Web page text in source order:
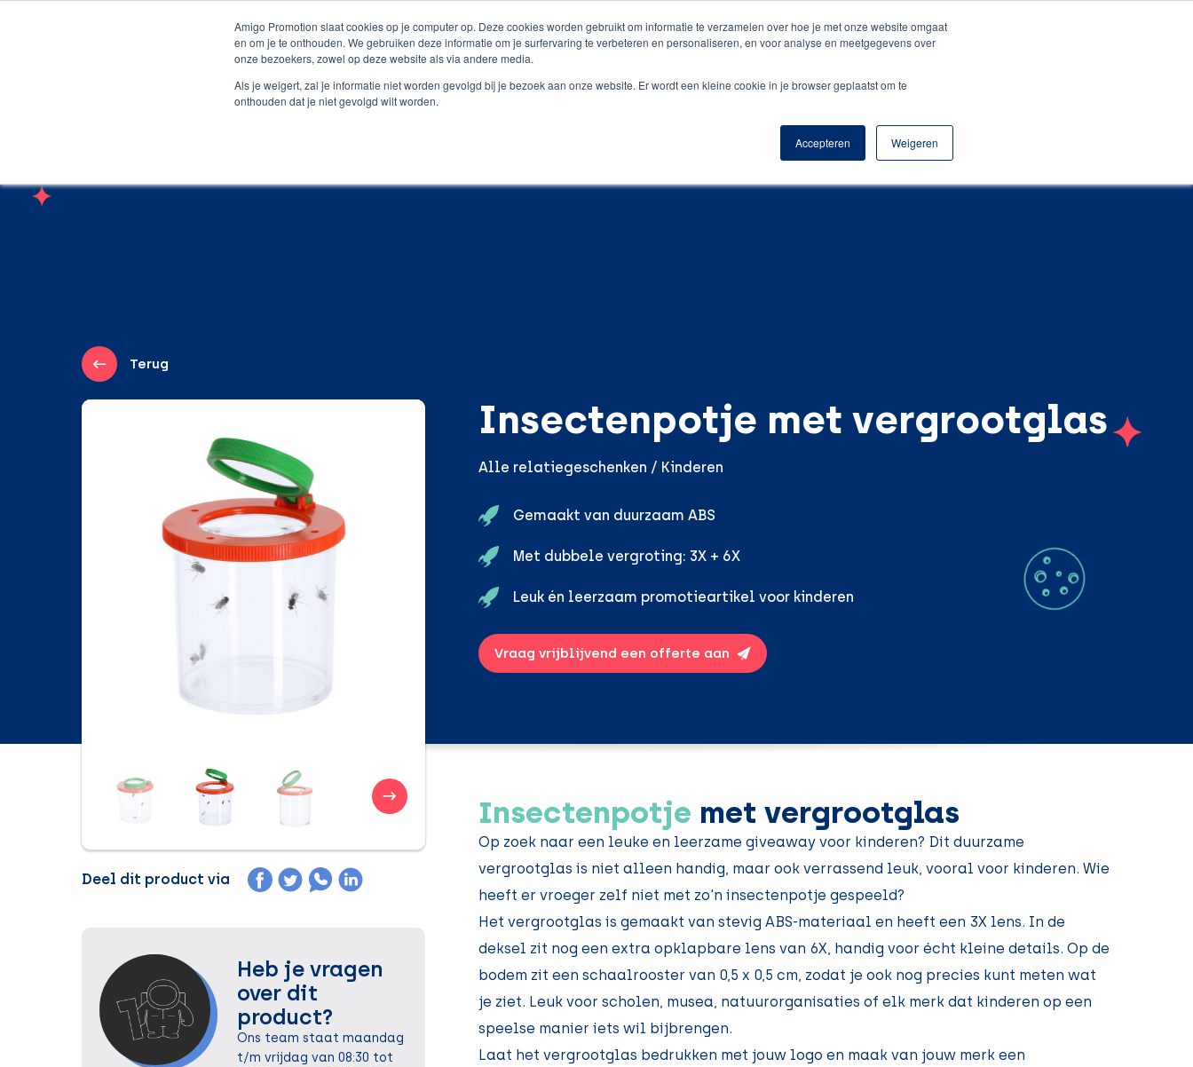
Amigo Promotion slaat cookies op je computer op. Deze cookies worden gebruikt om informatie te verzamelen over hoe je met onze website omgaat
en om je te onthouden. We gebruiken deze informatie om je surfervaring te verbeteren en personaliseren, en voor analyse en meetgegevens over
onze bezoekers, zowel op deze website als via andere media.
Als je weigert, zal je informatie niet worden gevolgd bij je bezoek aan onze website. Er wordt een kleine cookie in je browser geplaatst om te
onthouden dat je niet gevolgd wilt worden.
Accepteren Weigeren
Unieke producten Gratis digitale drukproef +31 (0) 522 – 21 55 00
Terug
Deel dit product via
Heb je vragen
over dit
product?
Ons team staat maandag
t/m vrijdag van 08:30 tot
Insectenpotje met vergrootglas
Alle relatiegeschenken / Kinderen
Gemaakt van duurzaam ABS
Met dubbele vergroting: 3X + 6X
Leuk én leerzaam promotieartikel voor kinderen
Vraag vrijblijvend een offerte aan
Insectenpotje met vergrootglas
Op zoek naar een leuke en leerzame giveaway voor kinderen? Dit duurzame
vergrootglas is niet alleen handig, maar ook verrassend leuk, vooral voor kinderen. Wie
heeft er vroeger zelf niet met zo'n insectenpotje gespeeld?
Het vergrootglas is gemaakt van stevig ABS-materiaal en heeft een 3X lens. In de
deksel zit nog een extra opklapbare lens van 6X, handig voor écht kleine details. Op de
bodem zit een schaalrooster van 0,5 x 0,5 cm, zodat je ook nog precies kunt meten wat
je ziet. Leuk voor scholen, musea, natuurorganisaties of elk merk dat kinderen op een
speelse manier iets wil bijbrengen.
Laat het vergrootglas bedrukken met jouw logo en maak van jouw merk een